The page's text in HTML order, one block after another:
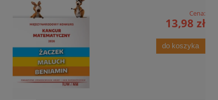
Cena:
13,98 zł
do koszyka